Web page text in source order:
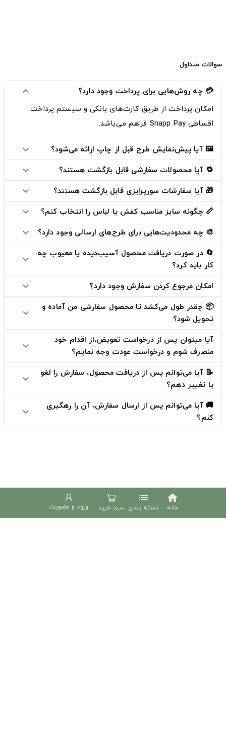
سوالات متداول
💳 چه روش‌هایی برای پرداخت وجود دارد؟ expand_more
امکان پرداخت از طریق کارت‌های بانکیو سیستم پرداخت
اقساطی Snapp Pay
فراهم می‌باشد.
🖼️ آیا پیش‌نمایش طرح قبل از چاپ ارائه می‌شود؟ expand_more
🔁 آیا محصولات سفارشی قابل بازگشت هستند؟ expand_more
🎁 آیا سفارشات سورپرایزی قابل بازگشت هستند؟ expand_more
📏 چگونه سایز مناسب کفش یا لباس را انتخاب کنم؟ expand_more
🎨 چه محدودیت‌هایی برای طرح‌های ارسالی وجود دارد؟ expand_more
🔄 در صورت دریافت محصول آسیب‌دیده یا معیوب چه
کار باید کرد؟
expand_more
امکان مرجوع کردن سفارش وجود دارد؟ expand_more
📦 چقدر طول می‌کشد تا محصول سفارشی من آماده و
تحویل شود؟
expand_more
آیا میتوان پس از درخواست تعویض،از اقدام خود
منصرف شوم و درخواست عودت وجه نمایم؟
expand_more
📝 آیا می‌توانم پس از دریافت محصول، سفارش را لغو
یا تغییر دهم؟
expand_more
🚚 آیا می‌توانم پس از ارسال سفارش، آن را رهگیری
کنم؟
expand_more
home
خانه
list
دسته بندی سبد خرید ورود و عضویت